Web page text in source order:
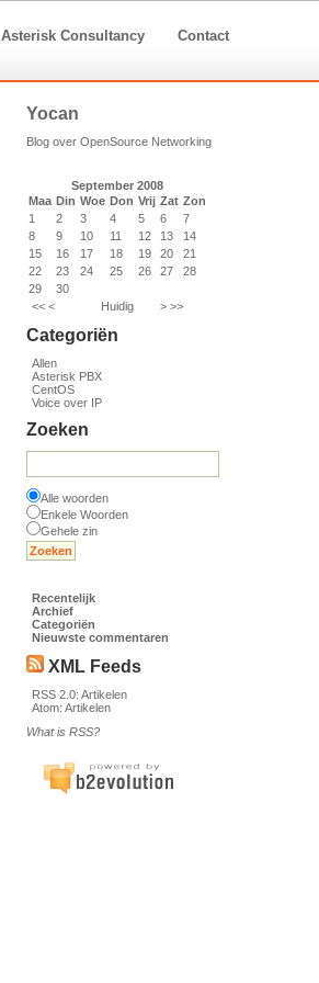
Asterisk Consultancy Contact
Yocan
Blog over OpenSource Networking
September 2008
Maa Din Woe Don Vrij Zat Zon
<< < Huidig > >>
1 2 3 4 5 6
7
8
9 10 11 12 13
14
15
16 17 18 19 20
21
22
23 24 25 26 27
28
29
30
Categoriën
Allen
Asterisk PBX
CentOS
Voice over IP
Zoeken
Alle woorden
Enkele Woorden
Gehele zin
Recentelijk
Archief
Categoriën
Nieuwste commentaren
XML Feeds
RSS 2.0: Artikelen
Atom: Artikelen
What is RSS?